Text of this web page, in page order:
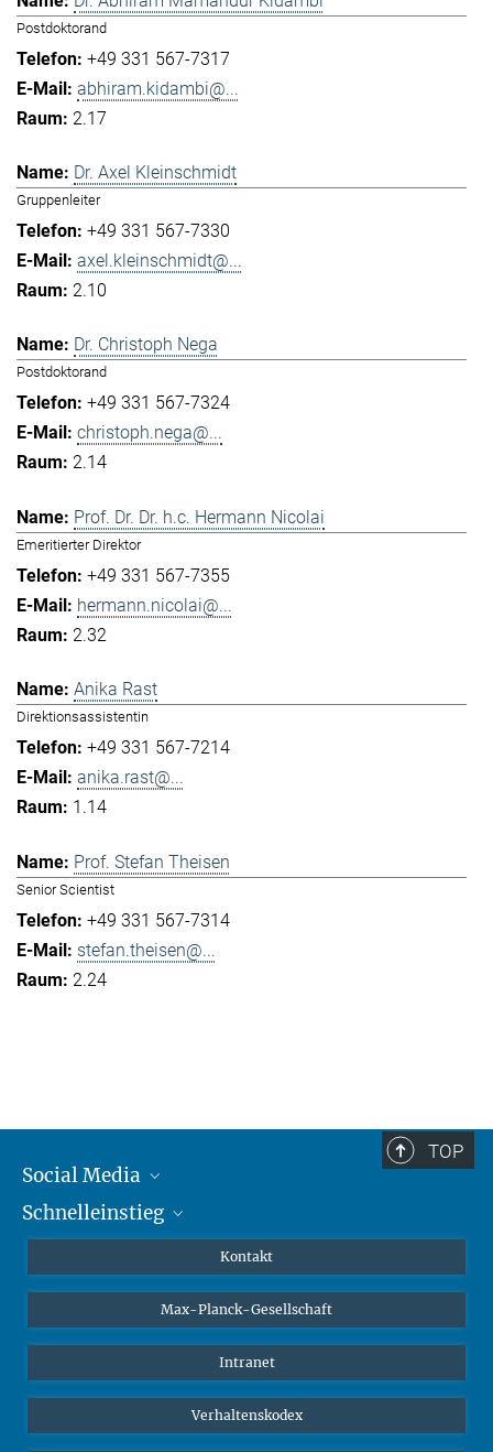
Postdoktorand
+49 331 567-7317
abhiram.kidambi@...
2.17
Dr. Axel Kleinschmidt
Gruppenleiter
+49 331 567-7330
axel.kleinschmidt@...
2.10
Dr. Christoph Nega
Postdoktorand
+49 331 567-7324
christoph.nega@...
2.14
Prof. Dr. Dr. h.c. Hermann Nicolai
Emeritierter Direktor
+49 331 567-7355
hermann.nicolai@...
2.32
Anika Rast
Direktionsassistentin
+49 331 567-7214
anika.rast@...
1.14
Prof. Stefan Theisen
Senior Scientist
+49 331 567-7314
stefan.theisen@...
2.24
TOP
Social Media
Mastodon
Schnelleinstieg
Schüler*innen
Öffentlichkeit
Alumnae | Alumni
Kontakt
Max-Planck-Gesellschaft
Intranet
Verhaltenskodex